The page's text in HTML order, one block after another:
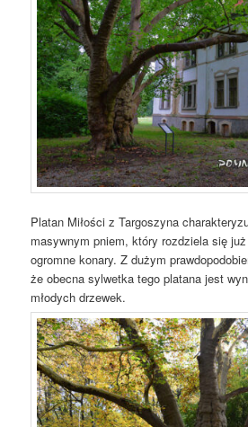
Platan Miłości z Targoszyna
masywnym pniem, który rozdziela się
ogromne konary. Z dużym
że obecna sylwetka tego platana jest
młodych drzewek.